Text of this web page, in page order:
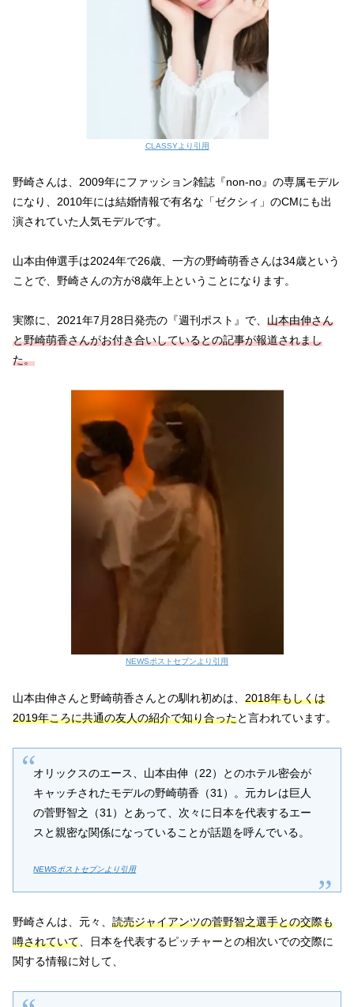
CLASSYより引用
野崎さんは、2009年にファッション雑誌『non-no』の専属モデル
になり、2010年には結婚情報で有名な「ゼクシィ」のCMにも出
演されていた人気モデルです。
山本由伸選手は2024年で26歳、一方の野崎萌香さんは34歳という
ことで、野崎さんの方が8歳年上ということになります。
実際に、2021年7月28日発売の『週刊ポスト』で、 山本由伸さん
と野崎萌香さんがお付き合いしているとの記事が報道されまし
た。
NEWSポストセブンより引用
山本由伸さんと野崎萌香さんとの馴れ初めは、 2018年もしくは
2019年ころに共通の友人の紹介で知り合ったと言われています。
オリックスのエース、山本由伸（22）とのホテル密会が
キャッチされたモデルの野崎萌香（31）。元カレは巨人
の菅野智之（31）とあって、次々に日本を代表するエー
スと親密な関係になっていることが話題を呼んでいる。
NEWSポストセブンより引用
野崎さんは、元々、 読売ジャイアンツの菅野智之選手との交際も
噂されていて、日本を代表するピッチャーとの相次いでの交際に
関する情報に対して、